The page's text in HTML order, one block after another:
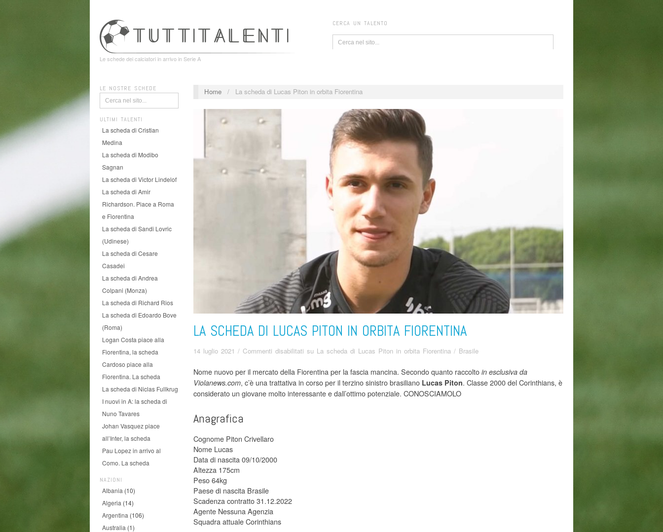
Le schede dei calciatori in arrivo in Serie A
CERCA UN TALENTO
LE NOSTRE SCHEDE
ULTIMI TALENTI
La scheda di Cristian
Medina
La scheda di Modibo
Sagnan
La scheda di Victor Lindelof
La scheda di Amir
Richardson. Piace a Roma
e Fiorentina
La scheda di Sandi Lovric
(Udinese)
La scheda di Cesare
Casadei
La scheda di Andrea
Colpani (Monza)
La scheda di Richard Rios
La scheda di Edoardo Bove
(Roma)
Logan Costa piace alla
Fiorentina, la scheda
Cardoso piace alla
Fiorentina. La scheda
La scheda di Niclas Fullkrug
I nuovi in A: la scheda di
Nuno Tavares
Johan Vasquez piace
all’Inter, la scheda
Pau Lopez in arrivo al
Como. La scheda
NAZIONI
Albania (10)
Algeria (14)
Argentina (106)
Australia (1)
Home / La scheda di Lucas Piton in orbita Fiorentina
LA SCHEDA DI LUCAS PITON IN ORBITA FIORENTINA
14 luglio 2021 / Commenti disabilitati su La scheda di Lucas Piton in orbita Fiorentina / Brasile
Nome nuovo per il mercato della Fiorentina per la fascia mancina. Secondo quanto raccolto in esclusiva da
Violanews.com, c’è una trattativa in corso per il terzino sinistro brasiliano Lucas Piton. Classe 2000 del Corinthians, è
considerato un giovane molto interessante e dall’ottimo potenziale. CONOSCIAMOLO
Anagrafica
Cognome Piton Crivellaro
Nome Lucas
Data di nascita 09/10/2000
Altezza 175cm
Peso 64kg
Paese di nascita Brasile
Scadenza contratto 31.12.2022
Agente Nessuna Agenzia
Squadra attuale Corinthians